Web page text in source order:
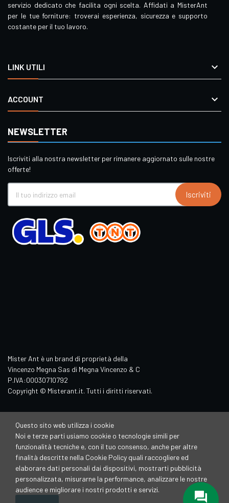
servizio dedicato che facilita ogni scelta. Affidati a MisterAnt
per le tue forniture: troverai esperienza, sicurezza e supporto
costante per il tuo lavoro.
LINK UTILI 
ACCOUNT 
NEWSLETTER
Iscriviti alla nostra newsletter per rimanere aggiornato sulle nostre
offerte!
Iscriviti
Mister Ant è un brand di proprietà della
Vincenzo Megna Sas di Megna Vincenzo & C
P.IVA:00030710792
Copyright © Misterant.it. Tutti i diritti riservati.
Questo sito web utilizza i cookie
Noi e terze parti usiamo cookie o tecnologie simili per
funzionalità tecniche e, con il tuo consenso, anche per altre
finalità descritte nella Cookie Policy quali raccogliere ed
elaborare dati personali dai dispositivi, mostrarti pubblicità
personalizzata, misurarne la performance, analizzare le nostre
audience e migliorare i nostri prodotti e servizi.